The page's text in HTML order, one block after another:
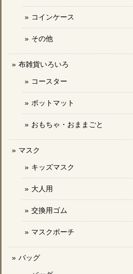
コインケース
その他
布雑貨いろいろ
コースター
ポットマット
おもちゃ・おままごと
マスク
キッズマスク
大人用
交換用ゴム
マスクポーチ
バッグ